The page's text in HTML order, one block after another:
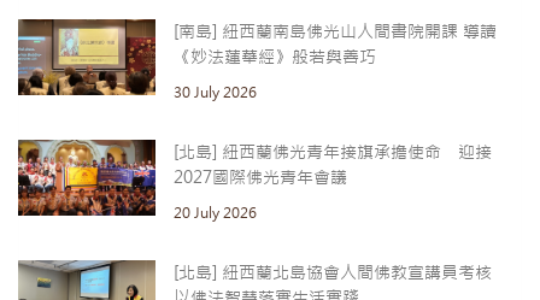
[南島] 紐西蘭南島佛光山人間書院開課 導讀
《妙法蓮華經》般若與善巧
30 July 2026
[北島] 紐西蘭佛光青年接旗承擔使命 迎接
2027國際佛光青年會議
20 July 2026
[北島] 紐西蘭北島協會人間佛教宣講員考核